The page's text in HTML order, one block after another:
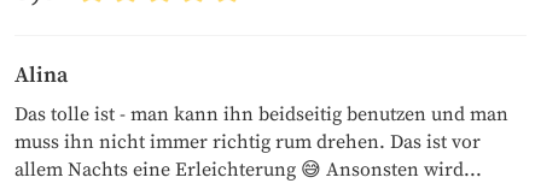
Alina
Das tolle ist - man kann ihn beidseitig benutzen und man
muss ihn nicht immer richtig rum drehen. Das ist vor
allem Nachts eine Erleichterung 😅 Ansonsten wird...